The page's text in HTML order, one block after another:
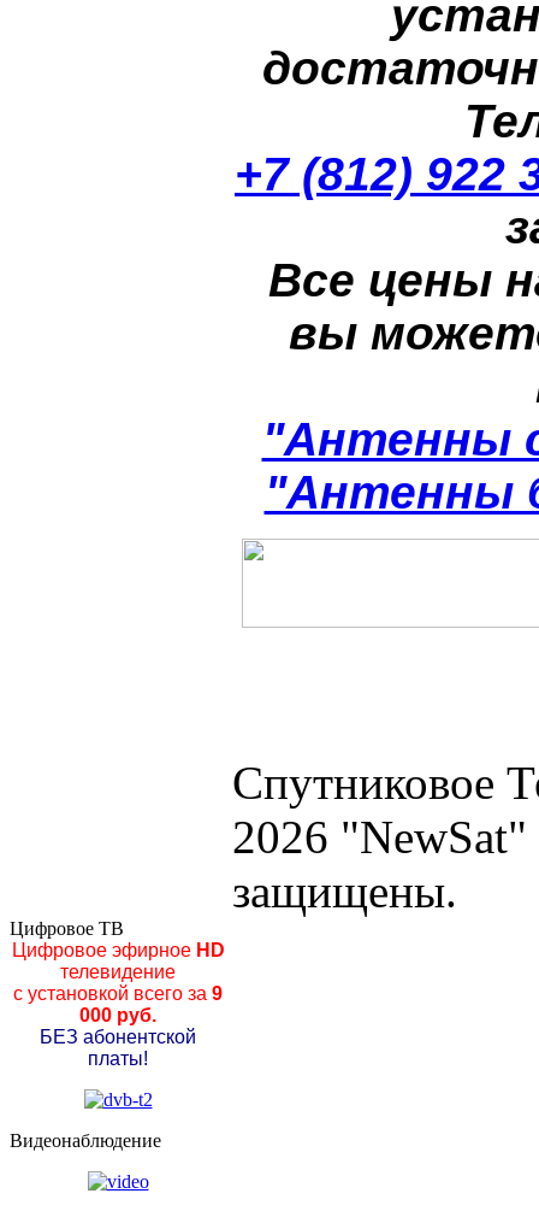
+7 (812) 922
Все цены
вы
"Антенны
"Антенны
Спутниковое
2026
защищены.
Цифровое ТВ
Цифровое эфирноеHD
телевидение
с установкой всего за 9
000 руб.
БЕЗ абонентской
платы!
Видеонаблюдение